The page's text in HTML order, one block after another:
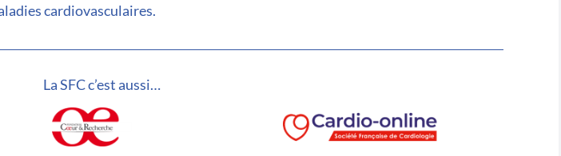
cardiovasculaires.
La SFC c’est aussi…